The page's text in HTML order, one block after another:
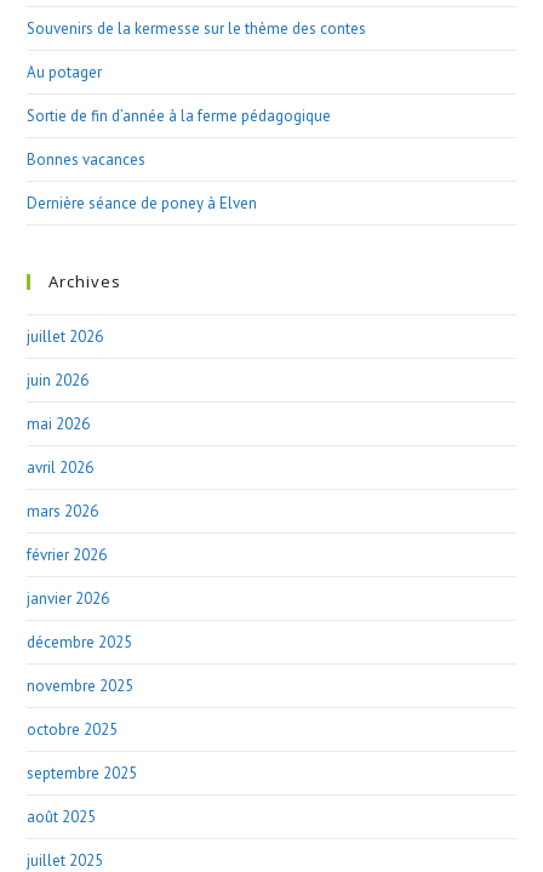
Souvenirs de la kermesse sur le thème des contes
Au potager
Sortie de fin d’année à la ferme pédagogique
Bonnes vacances
Dernière séance de poney à Elven
Archives
juillet 2026
juin 2026
mai 2026
avril 2026
mars 2026
février 2026
janvier 2026
décembre 2025
novembre 2025
octobre 2025
septembre 2025
août 2025
juillet 2025